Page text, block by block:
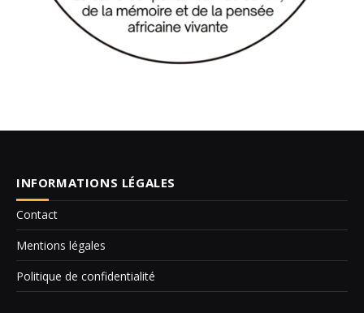
INFORMATIONS LÉGALES
Contact
Mentions légales
Politique de confidentialité